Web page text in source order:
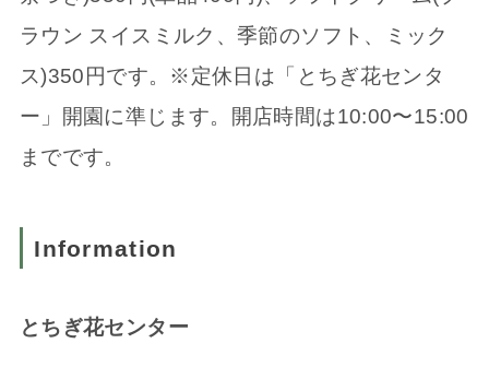
ラウン スイスミルク、季節のソフト、ミック
ス)350円です。※定休日は「とちぎ花センタ
ー」開園に準じます。開店時間は10:00〜15:00
までです。
Information
とちぎ花センター